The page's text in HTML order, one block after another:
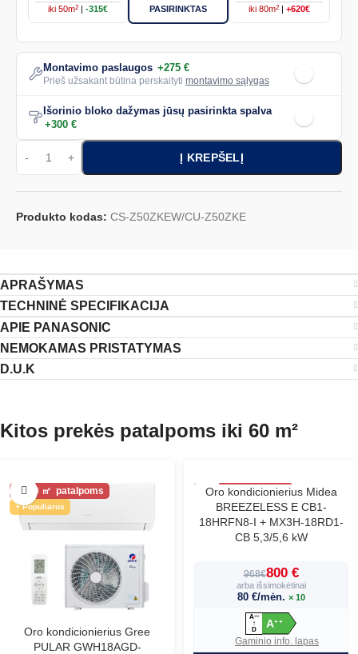
iki 50m2 | -315€ PASIRINKTAS iki80m2 | +620€
Montavimo paslaugos +275 €
Prieš užsakant būtina perskaityti montavimo sąlygas
Išorinio bloko dažymas jūsų pasirinkta spalva
+300 €
Į KREPŠELĮ
Produkto kodas: CS-Z50ZKEW/CU-Z50ZKE
APRAŠYMAS
TECHNINĖ SPECIFIKACIJA
APIE PANASONIC
NEMOKAMAS PRISTATYMAS
D.U.K
Kitos prekės patalpoms iki 60 m²
60
Populiarus
Oro kondicionierius Gree
PULAR GWH18AGD-
60
Populiarus
Oro kondicionierius Midea
BREEZELESS E CB1-
18HRFN8-I + MX3H-18RD1-
CB 5,3/5,6 kW
968€800 €
arba išsimokėtinai
80 €/mėn. × 10
A+++
↑
D
A++
Gaminio info. lapas